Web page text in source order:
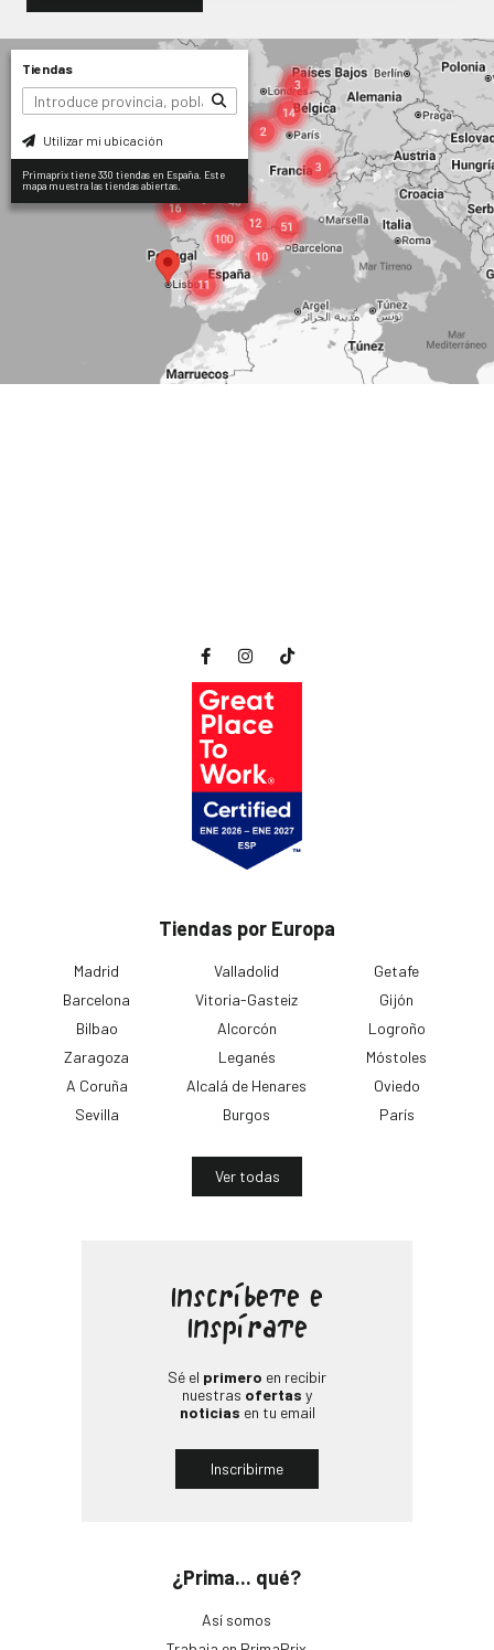
Tiendas
Utilizar mi ubicación
Primaprix tiene 330 tiendas en España. Este
mapa muestra las tiendas abiertas.
Tiendas por Europa
Madrid
Barcelona
Bilbao
Zaragoza
A Coruña
Sevilla
Valladolid
Vitoria-Gasteiz
Alcorcón
Leganés
Alcalá de Henares
Burgos
Getafe
Gijón
Logroño
Móstoles
Oviedo
París
Ver todas
¿Prima... qué?
Así somos
Inscríbete e
Inspírate
Sé el primero en recibir
nuestras ofertas y
noticias en tu email
Inscribirme